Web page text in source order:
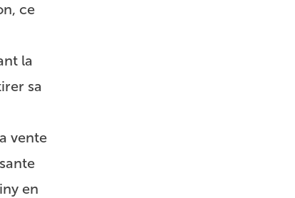
ce
la
sa
vente
en